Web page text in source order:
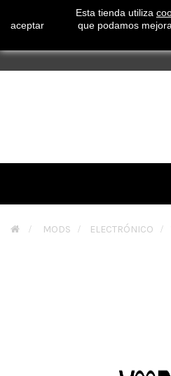
¡ Consigue tu envío gratuito
!
> MODS > ELECTRÓNICO >
aceptar
Esta tienda utiliza
que podamos